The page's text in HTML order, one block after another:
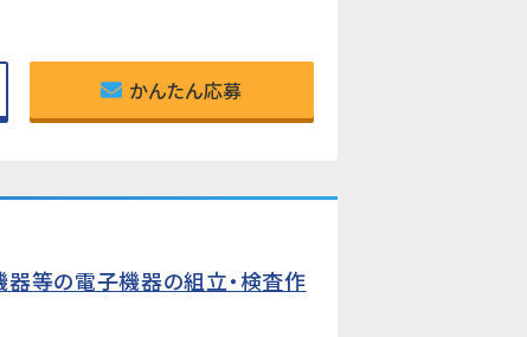
かんたん応募
等の電子機器の組立・検査作